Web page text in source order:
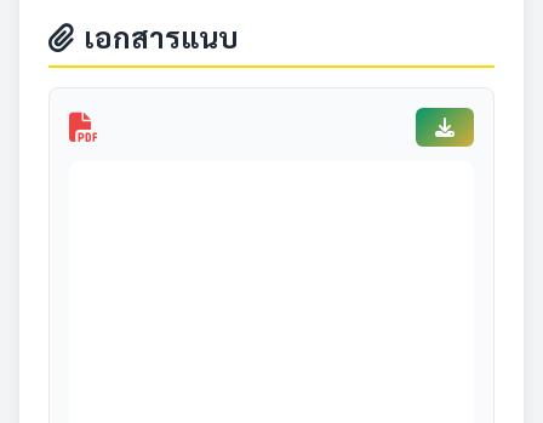
เอกสารแนบ